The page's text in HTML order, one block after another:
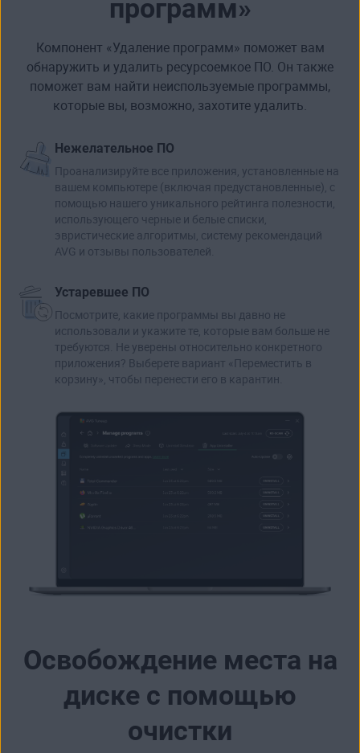
программ»
Компонент «Удаление программ» поможет вам
обнаружить и удалить ресурсоемкое ПО. Он также
поможет вам найти неиспользуемые программы,
которые вы, возможно, захотите удалить.
Нежелательное ПО
Проанализируйте все приложения, установленные на
вашем компьютере (включая предустановленные), с
помощью нашего уникального рейтинга полезности,
использующего черные и белые списки,
эвристические алгоритмы, систему рекомендаций
AVG и отзывы пользователей.
Устаревшее ПО
Посмотрите, какие программы вы давно не
использовали и укажите те, которые вам больше не
требуются. Не уверены относительно конкретного
приложения? Выберете вариант «Переместить в
корзину», чтобы перенести его в карантин.
Освобождение места на
диске с помощью
очистки